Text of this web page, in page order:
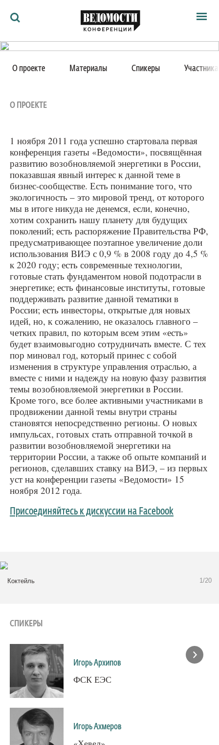
Мероприятия
Архив
Ведомости&
энергетики в России
Москва, SAP Digital Space, Космодамианская
набережная, д. 52, стр. 7
О проекте Материалы Спикеры
О ПРОЕКТЕ
1 ноября 2011 года успешно стартовала первая
конференция газеты «Ведомости», посвящённая
развитию возобновляемой энергетики в России,
показавшая явный интерес к данной теме в
бизнес-сообществе. Есть понимание того, что
экологичность – это мировой тренд, от которого
мы в итоге никуда не денемся, если, конечно,
хотим сохранить нашу планету для будущих
поколений; есть распоряжение Правительства РФ,
предусматривающее поэтапное увеличение доли
использования ВИЭ с 0,9 % в 2008 году до 4,5 %
к 2020 году; есть современные технологии,
готовые стать фундаментом новой подотрасли в
энергетике; есть финансовые институты, готовые
поддерживать развитие данной тематики в
России; есть инвесторы, открытые для новых
идей, но, к сожалению, не оказалось главного –
четких правил, по которым всем этим «есть»
будет взаимовыгодно сотрудничать вместе. С тех
пор миновал год, который принес с собой
изменения в структуре управления отраслью, а
вместе с ними и надежду на новую фазу развития
темы возобновляемой энергетики в России.
Кроме того, все более активными участниками в
продвижении данной темы внутри страны
становятся непосредственно регионы. О новых
импульсах, готовых стать отправной точкой в
развитии возобновляемой энергетики на
территории России, а также об опыте компаний и
регионов, сделавших ставку на ВИЭ, – из первых
уст на конференции газеты «Ведомости» 15
ноября 2012 года.
Присоединяйтесь к дискуссии на Facebook
Коктейль 1/20
СПИКЕРЫ
Игорь Архипов
ФСК ЕЭС
Игорь Ахмеров